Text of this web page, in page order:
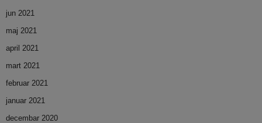
jun 2021
maj 2021
april 2021
mart 2021
februar 2021
januar 2021
decembar 2020